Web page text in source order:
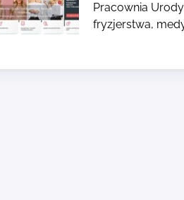
Pracownia
fryzjerstwa,